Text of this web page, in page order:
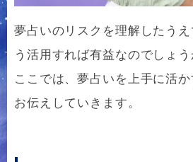
夢占いのリスクを理解したう
う活用すれば有益なのでしょう
ここでは、夢占いを上手に活
お伝えしていきます。